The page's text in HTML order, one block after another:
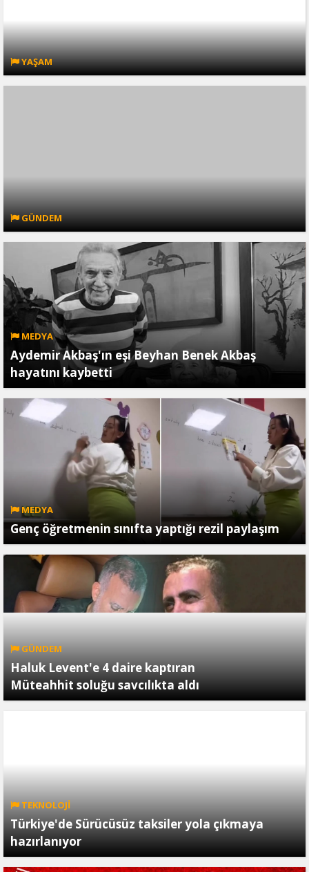
YAŞAM
GÜNDEM
MEDYA
Aydemir Akbaş'ın eşi Beyhan Benek Akbaş
hayatını kaybetti
MEDYA
Genç öğretmenin sınıfta yaptığı rezil paylaşım
GÜNDEM
Haluk Levent'e 4 daire kaptıran
Müteahhit soluğu savcılıkta aldı
TEKNOLOJİ
Türkiye'de Sürücüsüz taksiler yola çıkmaya
hazırlanıyor